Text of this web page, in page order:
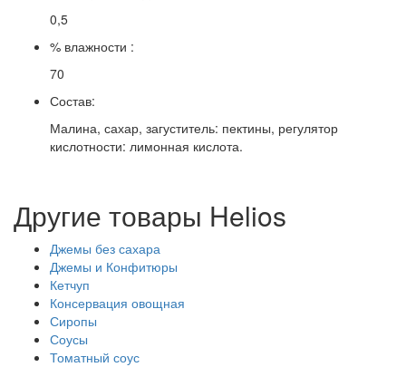
0,5
% влажности :
70
Состав:
Малина, сахар, загуститель: пектины, регулятор
кислотности: лимонная кислота.
Другие товары Helios
Джемы без сахара
Джемы и Конфитюры
Кетчуп
Консервация овощная
Сиропы
Соусы
Томатный соус